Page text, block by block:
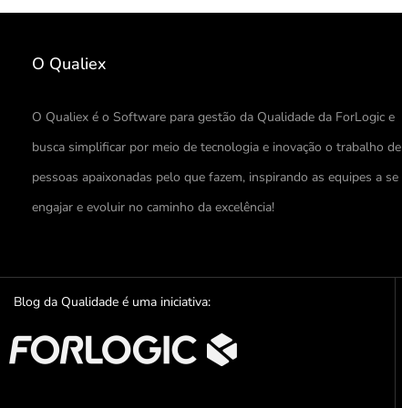
O Qualiex
O Qualiex é o Software para gestão da Qualidade da ForLogic e
busca simplificar por meio de tecnologia e inovação o trabalho de
pessoas apaixonadas pelo que fazem, inspirando as equipes a se
engajar e evoluir no caminho da excelência!
Blog da Qualidade é uma iniciativa: